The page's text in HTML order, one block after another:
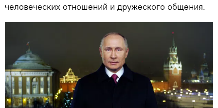
человеческих отношений и дружеского общения.